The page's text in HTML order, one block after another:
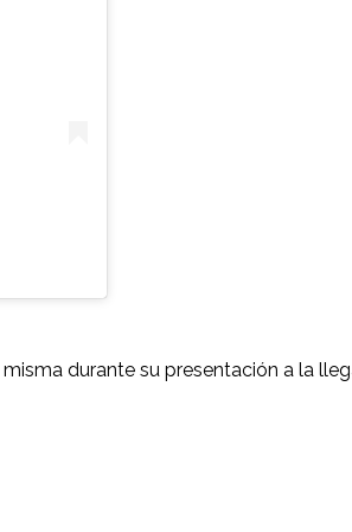
durante su presentación a la